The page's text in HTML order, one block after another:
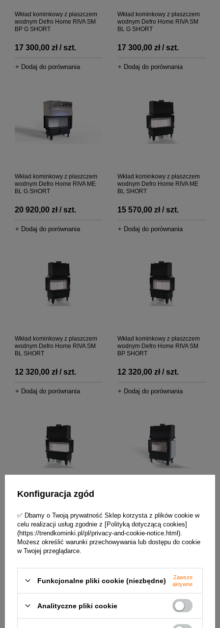
Wkład kominkowy z płaszczem
wodnym Defro Home RIVA SM
BP G SHORT
17 300,00 zł / szt.
+ Dodaj do porównania
Wkład kominkowy z płaszczem
wodnym Defro Home RIVA SM
BL G SHORT
17 300,00 zł / szt.
+ Dodaj do porównania
Wkład kominkowy z płaszczem
wodnym Defro Home RIVA ME
BL G SHORT
20 920,00 zł / szt.
+ Dodaj do porównania
Wkład kominkowy z płaszczem
wodnym Defro Home RIVA ME
BL SHORT
15 570,00 zł / szt.
+ Dodaj do porównania
Wkład kominkowy z płaszczem
wodnym Defro Home RIVA SM
BL SHORT
12 320,00 zł / szt.
+ Dodaj do porównania
Wkład kominkowy z płaszczem
wodnym Defro Home RIVA SM
BP SHORT
12 320,00 zł / szt.
+ Dodaj do porównania
Wkład kominkowy z płaszczem
BP SHORT
15 570,00 zł / szt.
+ Dodaj do porównania
SHORT
12 110,00 zł / szt.
Konfiguracja zgód
✅ Dbamy o Twoją prywatność Sklep korzysta z plików cookie w
celu realizacji usług zgodnie z [Polityką dotyczącą cookies]
(https://trendkominki.pl/pl/privacy-and-cookie-notice.html).
Możesz określić warunki przechowywania lub dostępu do cookie
w Twojej przeglądarce.
Funkcjonalne pliki cookie (niezbędne)
Zawsze
aktywne
Analityczne pliki cookie